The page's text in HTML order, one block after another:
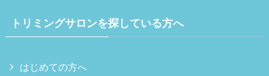
トリミングサロンを探している方へ
はじめての方へ